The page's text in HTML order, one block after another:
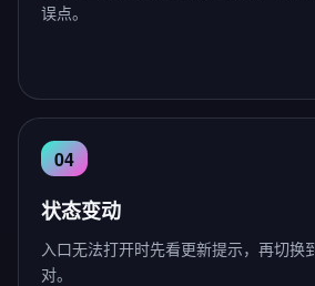
误点。
状态变动
入口无法打开时先看更新提示，再切换
对。